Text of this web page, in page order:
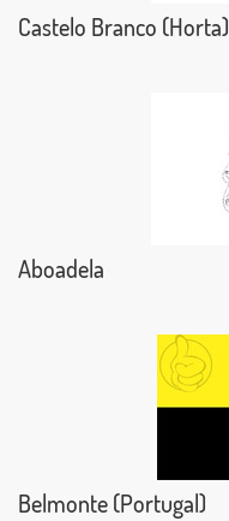
Castelo Branco (Horta)
Aboadela
Belmonte (Portugal)